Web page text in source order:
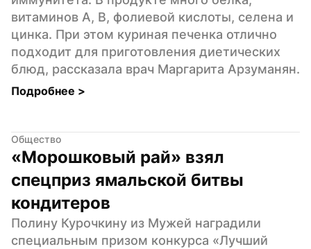
витаминов А, В, фолиевой кислоты, селена и
цинка. При этом куриная печенка отлично
подходит для приготовления диетических
блюд, рассказала врач Маргарита Арзуманян.
Подробнее >
Общество
«Морошковый рай» взял
спецприз ямальской битвы
кондитеров
Полину Курочкину из Мужей наградили
специальным призом конкурса «Лучший